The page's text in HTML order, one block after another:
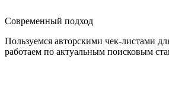
Современный подход
Пользуемся авторскими чек-листами
работаем по актуальным поисковым